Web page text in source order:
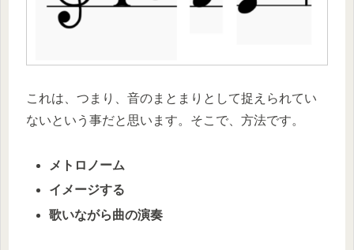
これは、つまり、音のまとまりとして捉えられてい
ないという事だと思います。そこで、方法です。
メトロノーム
イメージする
歌いながら曲の演奏